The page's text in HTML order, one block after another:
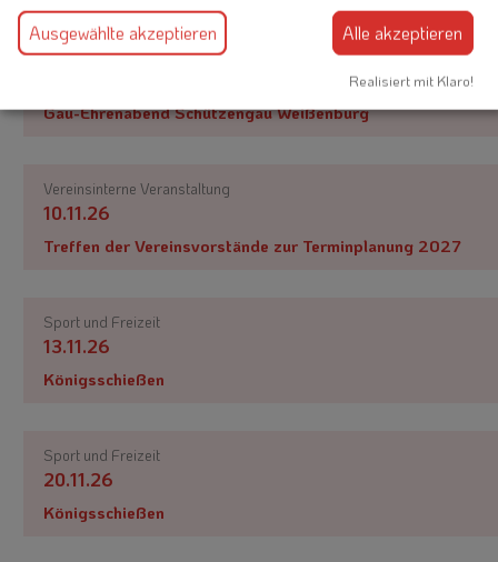
Vereinsinterne Veranstaltung
Gau-Ehrenabend Schützengau Weißenburg
Vereinsinterne Veranstaltung
10.11.26
Treffen der Vereinsvorstände zur Terminplanung 2027
Sport und Freizeit
13.11.26
Königsschießen
Sport und Freizeit
20.11.26
Königsschießen
Ausgewählte akzeptieren Alle akzeptieren
Realisiert mit Klaro!